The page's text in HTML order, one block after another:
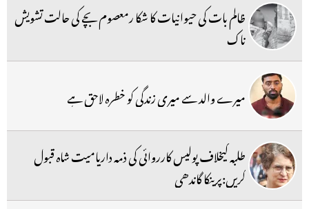
ظالم بات کی حیوانیات کا شکا رمعصوم بچے کی حالت تشویش
ناک
میرے والد سے میری زندگی کو خطرہ لاحق ہے
طلبہ کیخلاف پولیس کارروائی کی ذمہ داریامیت شاہ قبول
کریں:پرینکا گاندھی